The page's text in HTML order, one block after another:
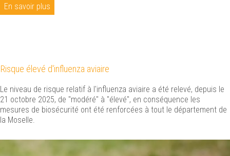
En savoir plus
Risque élevé d'influenza aviaire
Le niveau de risque relatif à l'influenza aviaire a été relevé, depuis le
21 octobre 2025, de "modéré" à "élevé", en conséquence les
mesures de biosécurité ont été renforcées à tout le département de
la Moselle.